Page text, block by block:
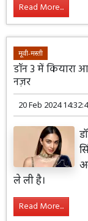
Read More...
मूवी-मस्ती
डॉन 3 में कियारा
नज़र
20 Feb 2024
ले ली है।
Read More...